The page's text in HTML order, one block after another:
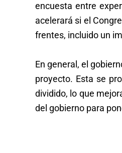
encuesta entre
acelerará si el
frentes, incluido un
En general, el
proyecto. Esta se
dividido, lo que
del gobierno para